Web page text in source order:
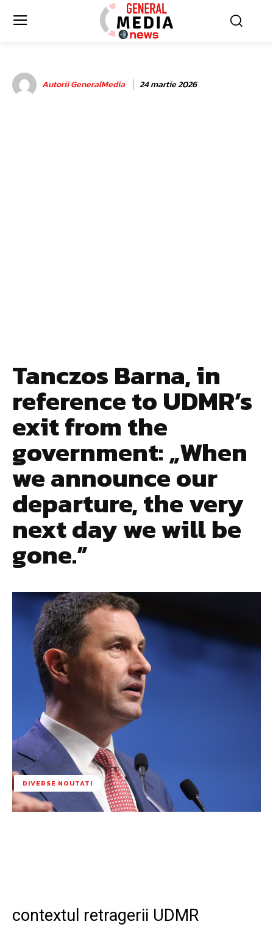
Autorii GeneralMedia 24 martie 2026
Tanczos Barna, in
reference to UDMR’s
exit from the
government: „When
we announce our
departure, the very
next day we will be
gone.”
DIVERSE NOUTATI
contextul retragerii UDMR